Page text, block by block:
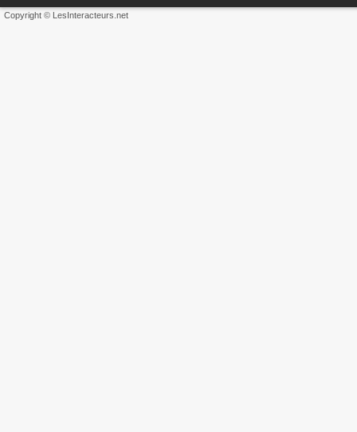
Copyright © LesInteracteurs.net